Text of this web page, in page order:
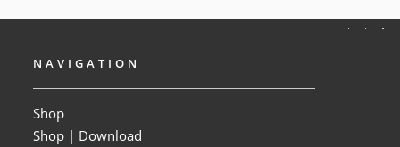
NAVIGATION
Shop
Shop | Download